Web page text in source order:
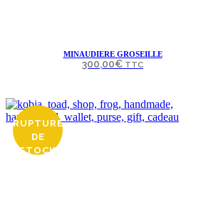
MINAUDIERE GROSEILLE
300,00€ TTC
RUPTURE
DE
STOCK